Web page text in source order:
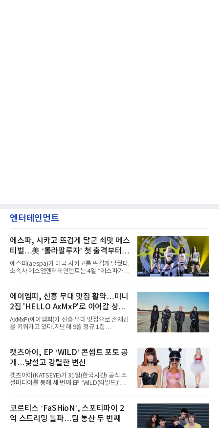
엔터테인먼트
에스파, 시카고 뜨겁게 달군 쇠맛 페스
티벌…美 ‘롤라팔루자’ 첫 출격부터
증명한 존재감
에스파(aespa)가 미국 시카고를 뜨겁게 달궜다.
소속사 에스엠엔터테인먼트는 4일 “에스파가
서 열린 ‘롤라팔루자 시카고’(Lollapalooza
Chicago)의 알리안츠 스테이지에 올랐다”며
“총 14곡으로 구성된 세트리스트를 선사, 데뷔 7
년 차다운 노련한 무대 매너와 파워풀한 에너지
로 현장의 분위기를 압도했다”고 밝혔다.1991
년 시작된 ‘롤라팔루자’는 8개 스테이지, 170여
팀의 아티스트와 40만 명 이상의 관객이 운집하
코르티스 등 K팝 스타들이 출연진 명단에 이름
을 올렸다.이날 에스파는
에이엠피, 신흥 무대 맛집 활약…미니
2집 'HELLO AxMxP'로 이어갈 상승
세
AxMxP(에이엠피)가 신흥 무대 맛집으로 존재감
을 키워가고 있다.지난해 9월 정규 1집
AxMxP는 데뷔 전부터 버스킹과 각종 페스티벌,
공연 무대에 오르며 실전 경험을 쌓아왔다.이들
은 소속사 패밀리 콘서트를 비롯해 '뷰티풀 민트
라이프 2025', '2025 부산국제록페스티벌' 등 대
형 무대에 잇달아 출연해 당찬 에너지와 풋풋한
매력으로 음악팬들의 눈도장을 찍었다.이후
AxMxP는 '카운트다운 판타지 2025-2026',
정적인 실력을 입증했고, 올해 '2026 어썸뮤직
페스티벌', '뷰티풀 민트 라이프 2026', '2026
캣츠아이, EP ‘WILD’ 콘셉트 포토 공
개…낯설고 강렬한 변신
캣츠아이(KATSEYE)가 31일(한국시간) 공식 소
셜미디어를 통해 세 번째 EP ‘WILD(와일드)’의
heart(와일드 하트)’라는 제목이 붙은 콘셉트 포
토에는 멤버들의 본능적이고 야성적인 면모가
강렬하게 담겼다. 짙은 아이섀도와 푸른빛·금빛·
붉은빛의 컬러 렌즈가 비현실적인 분위기를 자
코르티스 ‘FaSHioN’, 스포티파이 2
억 스트리밍 돌파…팀 통산 두 번째